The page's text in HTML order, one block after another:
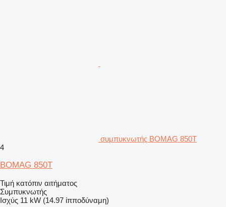
συμπυκνωτής BOMAG 850T
4
BOMAG 850T
Τιμή κατόπιν αιτήματος
Συμπυκνωτής
Ισχύς 11 kW (14.97 ίπποδύναμη)